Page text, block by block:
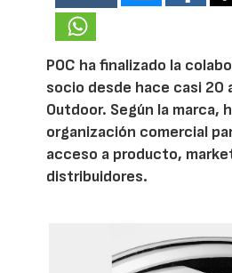
POC ha finalizado la
socio desde hace casi 20
Outdoor. Según la marca,
organización comercial
acceso a producto,
distribuidores.